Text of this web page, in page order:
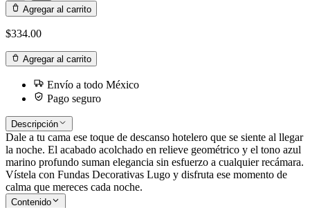
Agregar al carrito
$334.00
Agregar al carrito
Envío a todo México
Pago seguro
Descripción
Dale a tu cama ese toque de descanso hotelero que se siente al llegar
la noche. El acabado acolchado en relieve geométrico y el tono azul
marino profundo suman elegancia sin esfuerzo a cualquier recámara.
Vístela con Fundas Decorativas Lugo y disfruta ese momento de
calma que mereces cada noche.
Contenido